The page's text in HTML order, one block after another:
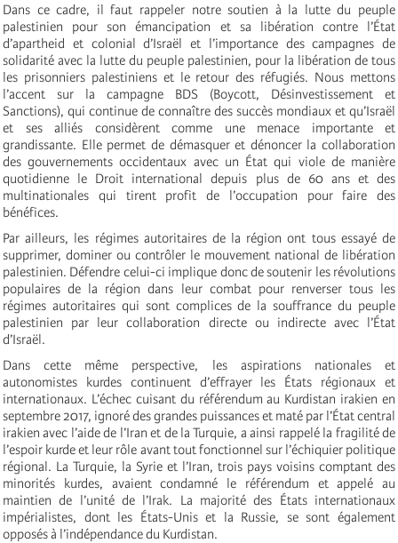
Dans ce cadre, il faut rappeler notre soutien à la lutte du peuple
palestinien pour son émancipation et sa libération contre l’État
d’apartheid et colonial d’Israël et l’importance des campagnes de
solidarité avec la lutte du peuple palestinien, pour la libération de tous
les prisonniers palestiniens et le retour des réfugiés. Nous mettons
l’accent sur la campagne BDS (Boycott, Désinvestissement et
Sanctions), qui continue de connaître des succès mondiaux et qu’Israël
et ses alliés considèrent comme une menace importante et
grandissante. Elle permet de démasquer et dénoncer la collaboration
des gouvernements occidentaux avec un État qui viole de manière
quotidienne le Droit international depuis plus de 60 ans et des
multinationales qui tirent profit de l’occupation pour faire des
bénéfices.
Par ailleurs, les régimes autoritaires de la région ont tous essayé de
supprimer, dominer ou contrôler le mouvement national de libération
palestinien. Défendre celui-ci implique donc de soutenir les révolutions
populaires de la région dans leur combat pour renverser tous les
régimes autoritaires qui sont complices de la souffrance du peuple
palestinien par leur collaboration directe ou indirecte avec l’État
d’Israël.
Dans cette même perspective, les aspirations nationales et
autonomistes kurdes continuent d’effrayer les États régionaux et
internationaux. L’échec cuisant du référendum au Kurdistan irakien en
septembre 2017, ignoré des grandes puissances et maté par l’État central
irakien avec l’aide de l’Iran et de la Turquie, a ainsi rappelé la fragilité de
l’espoir kurde et leur rôle avant tout fonctionnel sur l’échiquier politique
régional. La Turquie, la Syrie et l’Iran, trois pays voisins comptant des
minorités kurdes, avaient condamné le référendum et appelé au
maintien de l’unité de l’Irak. La majorité des États internationaux
impérialistes, dont les États-Unis et la Russie, se sont également
opposés à l’indépendance du Kurdistan.